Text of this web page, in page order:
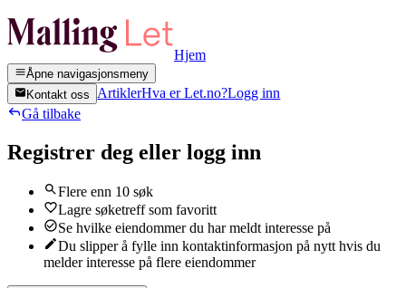
Hjem
Åpne navigasjonsmeny
Kontakt oss
ArtiklerHva er Let.no?Logg inn
Gå tilbake
Registrer deg eller logg inn
Flere enn 10 søk
Lagre søketreff som favoritt
Se hvilke eiendommer du har meldt interesse på
Du slipper å fylle inn kontaktinformasjon på nytt hvis du
melder interesse på flere eiendommer